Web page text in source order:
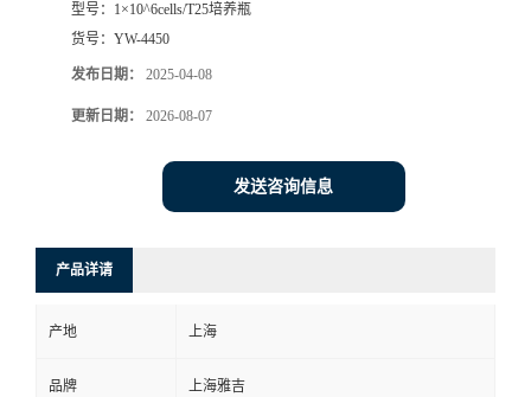
型号： 1×10^6cells/T25培养瓶
货号： YW-4450
发布日期： 2025-04-08
更新日期： 2026-08-07
发送咨询信息
产品详请
产地 上海
品牌 上海雅吉